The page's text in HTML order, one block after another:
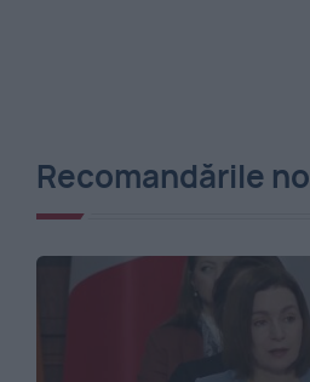
Recomandările